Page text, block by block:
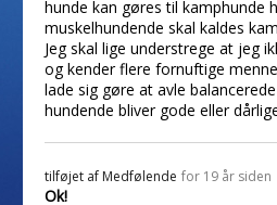
hunde kan gøres til kamphunde
muskelhundende skal kaldes
Jeg skal lige understrege at jeg
og kender flere fornuftige
lade sig gøre at avle
hundende bliver gode eller
tilføjet af Medfølende for 19 år siden
Ok!